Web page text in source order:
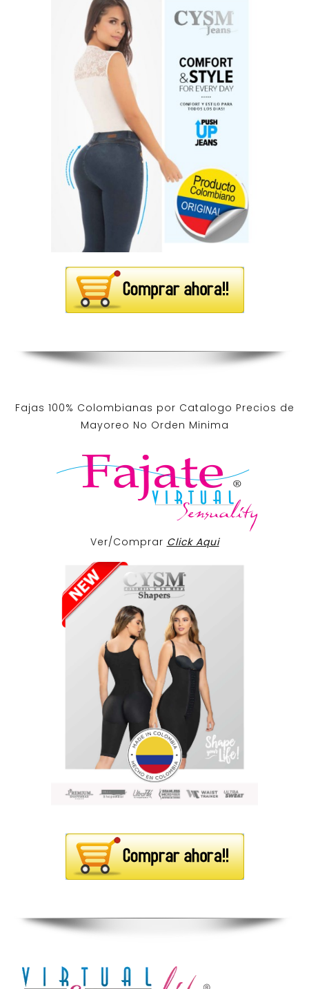
Fajas 100% Colombianas por Catalogo Precios de
Mayoreo No Orden Minima
Ver/Comprar Click Aqui